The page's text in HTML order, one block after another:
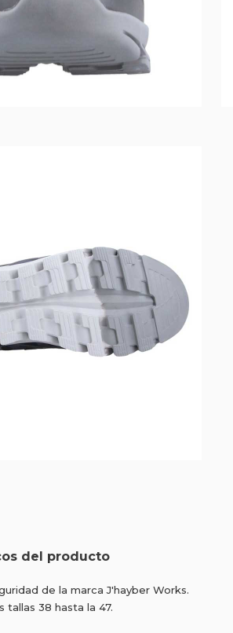
del producto
de la marca J'hayber Works.
tallas 38 hasta la 47.